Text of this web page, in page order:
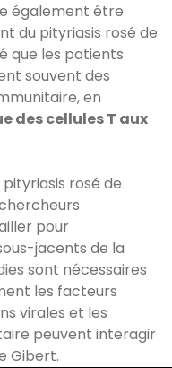
également être
du pityriasis rosé de
que les patients
souvent des
en
des cellules T aux
rosé de
pour
jacents de la
sont nécessaires
les facteurs
virales et les
peuvent interagir
Gibert.